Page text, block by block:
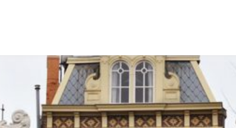
Nieuws&informatie
Nieuwsbrief
Nieuwsoverzicht